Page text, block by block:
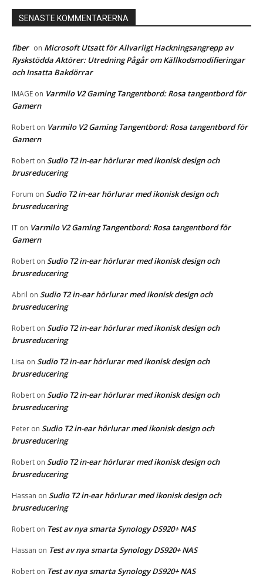
SENASTE KOMMENTARERNA
fiber on Microsoft Utsatt för Allvarligt Hackningsangrepp av
Ryskstödda Aktörer: Utredning Pågår om Källkodsmodifieringar
och Insatta Bakdörrar
IMAGE on Varmilo V2 Gaming Tangentbord: Rosa tangentbord för
Gamern
Robert on Varmilo V2 Gaming Tangentbord: Rosa tangentbord för
Gamern
Robert on Sudio T2 in-ear hörlurar med ikonisk design och
brusreducering
Forum on Sudio T2 in-ear hörlurar med ikonisk design och
brusreducering
IT on Varmilo V2 Gaming Tangentbord: Rosa tangentbord för
Gamern
Robert on Sudio T2 in-ear hörlurar med ikonisk design och
brusreducering
Abril on Sudio T2 in-ear hörlurar med ikonisk design och
brusreducering
Robert on Sudio T2 in-ear hörlurar med ikonisk design och
brusreducering
Lisa on Sudio T2 in-ear hörlurar med ikonisk design och
brusreducering
Robert on Sudio T2 in-ear hörlurar med ikonisk design och
brusreducering
Peter on Sudio T2 in-ear hörlurar med ikonisk design och
brusreducering
Robert on Sudio T2 in-ear hörlurar med ikonisk design och
brusreducering
Hassan on Sudio T2 in-ear hörlurar med ikonisk design och
brusreducering
Robert on Test av nya smarta Synology DS920+ NAS
Hassan on Test av nya smarta Synology DS920+ NAS
Robert on Test av nya smarta Synology DS920+ NAS